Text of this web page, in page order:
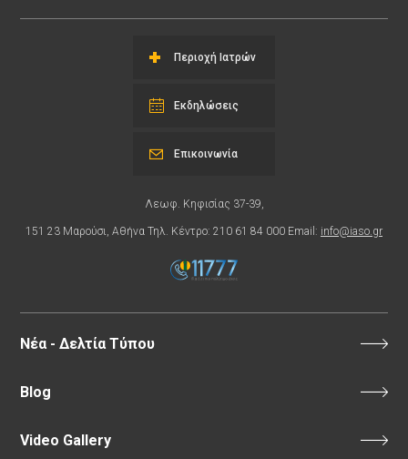
Περιοχή Ιατρών
Εκδηλώσεις
Λεωφ. Κηφισίας 37-39,
151 23 Μαρούσι, Αθήνα Τηλ. Κέντρο: 210 61 84 000 Email: info@iaso.gr
Επικοινωνία
Νέα - Δελτία Τύπου
Blog
Video Gallery